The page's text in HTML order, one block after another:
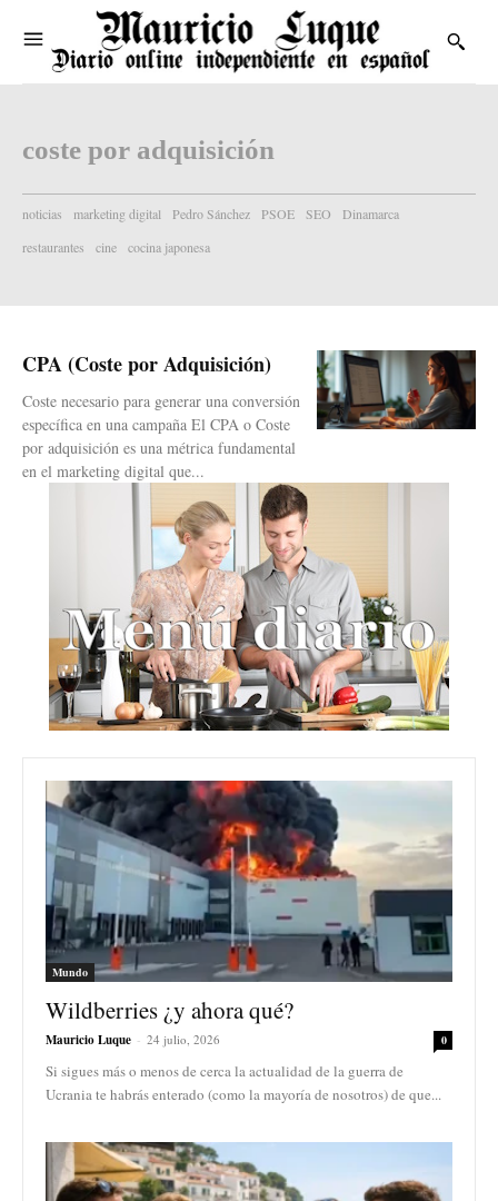
coste por adquisición
noticias marketing digital Pedro Sánchez PSOE SEO
Dinamarca
restaurantes
cine cocina japonesa
CPA (Coste por Adquisición)
Coste necesario para generar una conversión
específica en una campaña El CPA o Coste
por adquisición es una métrica fundamental
en el marketing digital que...
Mundo
Wildberries ¿y ahora qué?
Mauricio Luque - 24 julio, 2026 0
Si sigues más o menos de cerca la actualidad de la guerra de
Ucrania te habrás enterado (como la mayoría de nosotros) de que...